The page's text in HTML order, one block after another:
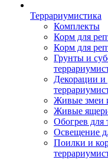
Террариумистика
Комплекты
Корм для
Корм для
Грунты и
Декорации и
Живые змеи
Живые
Обогрев для
Освещение
Поилки и